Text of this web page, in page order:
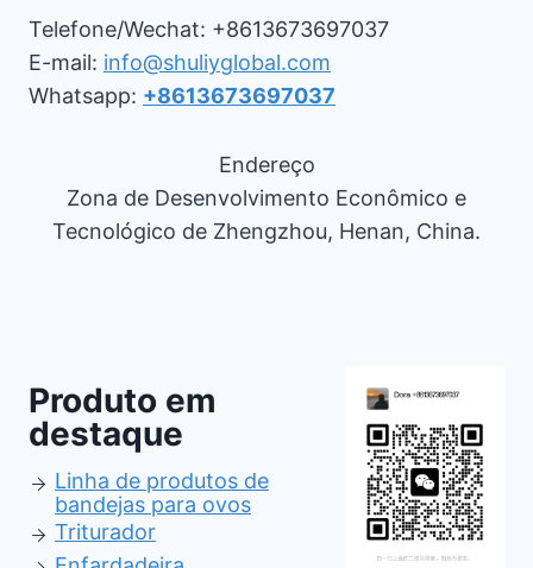
Telefone/Wechat: +8613673697037
E-mail: info@shuliyglobal.com
Whatsapp: +8613673697037
Endereço
Zona de Desenvolvimento Econômico e
Tecnológico de Zhengzhou, Henan, China.
Produto em
destaque
Linha de produtos de
bandejas para ovos
Triturador